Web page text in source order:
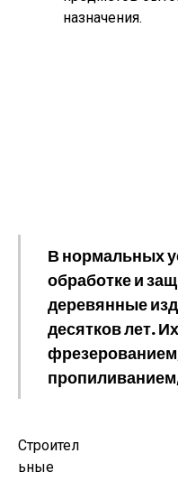
назначения.
В нормальных
обработке и
деревянные
десятков лет.
Строител
ьные